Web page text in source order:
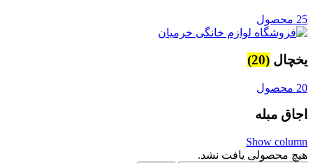
25 محصول
یخچال (20)
20 محصول
اجاق مبله
Show column
هیچ محصولی یافت نشد.